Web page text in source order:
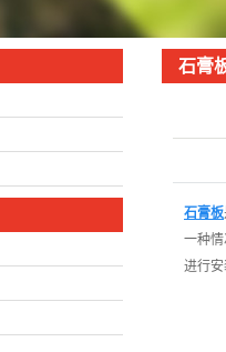
石膏
石膏板
一种
进行